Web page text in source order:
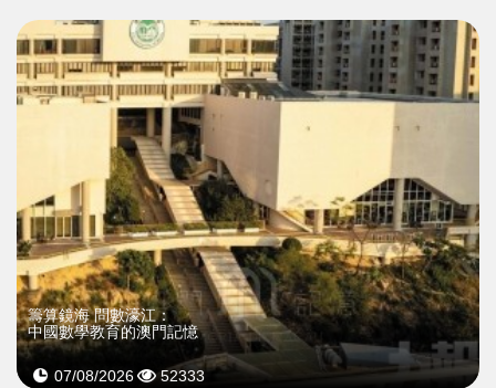
籌算鏡海 問數濠江：
中國數學教育的澳門記憶
07/08/2026 52333